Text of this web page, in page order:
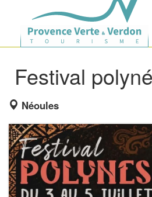
Festival
Néoules